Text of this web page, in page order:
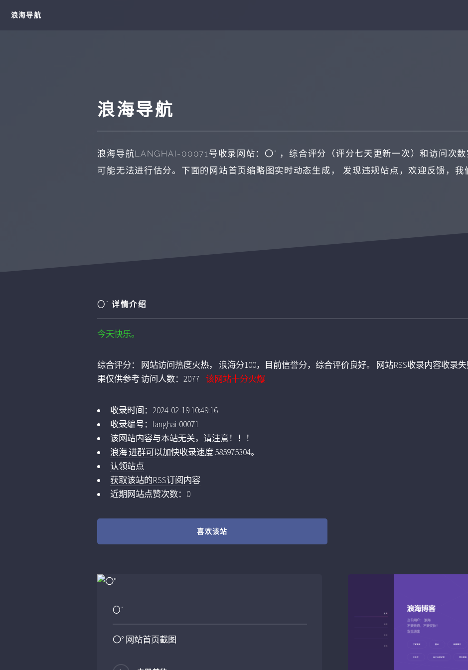
浪海导航
浪海导航
浪海导航LANGHAI-00071号收录网站： 〇° ，综合评分（评分七天更新一次）和访问次
可能无法进行估分。下面的网站首页缩略图实时动态生成， 发现违规站点，欢迎反馈，我
〇° 详情介绍
今天快乐。
综合评分：
网站访问热度火热， 浪海分100，目前信誉分，综合评价良好。 网站RSS收录内容收录
果仅供参考访问人数：2077 该网站十分火爆
收录时间：2024-02-19 10:49:16
收录编号： langhai-00071
该网站内容与本站无关，请注意！！！
浪海 进群可以加快收录速度 585975304。
认领站点
获取该站的RSS订阅内容
近期网站点赞次数：0
喜欢该站
〇°
〇° 网站首页截图